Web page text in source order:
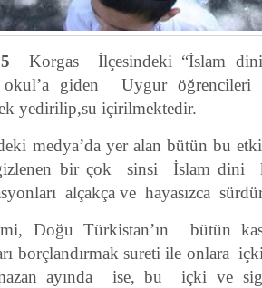
Korgas İlçesindeki “İslam
okul’a giden Uygur öğrencileri
yedirilip,su içirilmektedir.
medya’da yer alan bütün bu
bir çok sinsi İslam dini
alçakça ve hayasızca
Doğu Türkistan’ın bütün
borçlandırmak sureti ile onlara
ayında ise, bu içki ve